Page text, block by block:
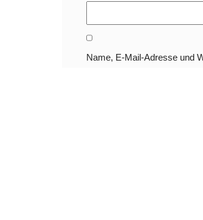
Name, E-Mail-Adresse und